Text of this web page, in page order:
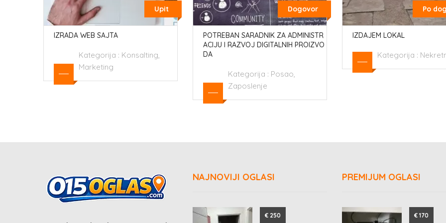
Upit
IZRADA WEB SAJTA
Kategorija : Konsalting,
Marketing
Dogovor
POTREBAN SARADNIK ZA ADMINISTR
ACIJU I RAZVOJ DIGITALNIH PROIZVO
DA
Kategorija : Posao,
Zaposlenje
Po
IZDAJEM LOKAL
Kategorija :